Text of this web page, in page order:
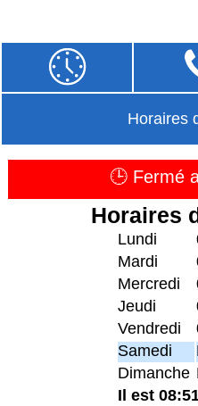
Horaires
🕒 Fermé
Horaires
Lundi
Mardi
Mercredi
Jeudi
Vendredi
Samedi
Dimanche
Il est